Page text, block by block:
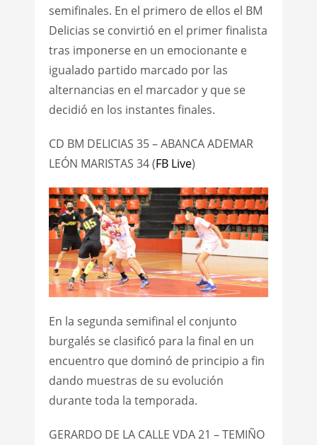
semifinales. En el primero de ellos el BM
Delicias se convirtió en el primer finalista
tras imponerse en un emocionante e
igualado partido marcado por las
alternancias en el marcador y que se
decidió en los instantes finales.
CD BM DELICIAS 35 – ABANCA ADEMAR
LEÓN MARISTAS 34 (FB Live)
En la segunda semifinal el conjunto
burgalés se clasificó para la final en un
encuentro que dominó de principio a fin
dando muestras de su evolución
durante toda la temporada.
GERARDO DE LA CALLE VDA 21 – TEMIÑO